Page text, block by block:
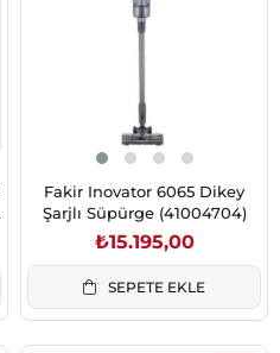
Fakir Inovator 6065 Dikey
Şarjlı Süpürge (41004704)
₺15.195,00
SEPETE EKLE